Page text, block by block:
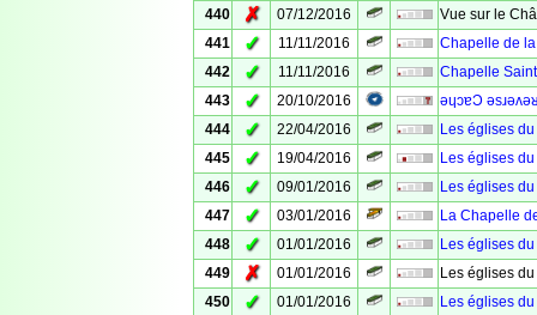
440
✗ 07/12/2016
Vue sur le
441
✓ 11/11/2016
Chapelle de
442
✓ 11/11/2016
Chapelle
443
✓ 20/10/2016
ǝɥɔɐϽ
444
✓ 22/04/2016
Les églises
445
✓ 19/04/2016
Les églises
446
✓ 09/01/2016
Les églises
447
✓ 03/01/2016
La Chapelle
448
✓ 01/01/2016
Les églises
449
✗ 01/01/2016
Les églises
450
✓ 01/01/2016
Les églises